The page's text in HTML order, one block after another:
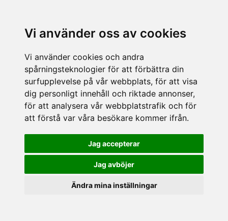
Vi använder oss av cookies
Vi använder cookies och andra
spårningsteknologier för att förbättra din
surfupplevelse på vår webbplats, för att visa
dig personligt innehåll och riktade annonser,
för att analysera vår webbplatstrafik och för
att förstå var våra besökare kommer ifrån.
Jag accepterar
Jag avböjer
Ändra mina inställningar